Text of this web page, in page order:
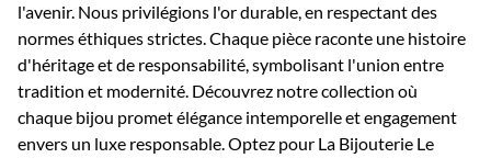
l'avenir. Nous privilégions l'or durable, en respectant des
normes éthiques strictes. Chaque pièce raconte une histoire
d'héritage et de responsabilité, symbolisant l'union entre
tradition et modernité. Découvrez notre collection où
chaque bijou promet élégance intemporelle et engagement
envers un luxe responsable. Optez pour La Bijouterie Le